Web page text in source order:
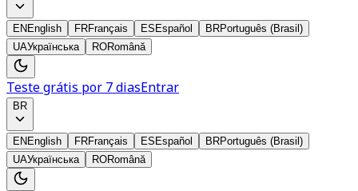
EN English FRFrançais ES Español BRPortuguês (Brasil)
UAУкраїнська RORomână
Teste grátis por 7 diasEntrar
BR
EN English FRFrançais ES Español BRPortuguês (Brasil)
UAУкраїнська RORomână